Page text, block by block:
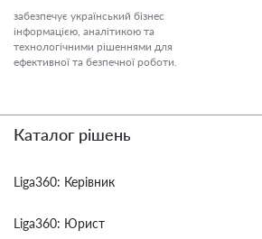
забезпечує український бізнес
інформацією, аналітикою та
технологічними рішеннями для
ефективної та безпечної роботи.
Каталог рішень
Liga360: Керівник
Liga360: Юрист